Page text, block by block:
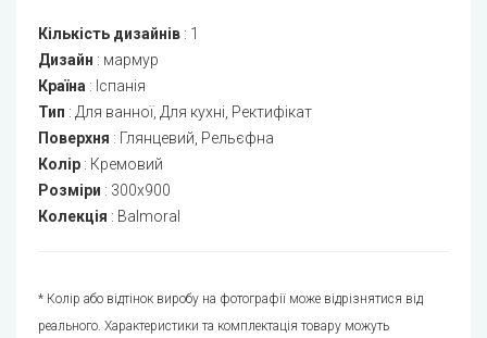
Кількість дизайнів : 1
Дизайн : мармур
Країна : Іспанія
Тип : Для ванної, Для кухні, Ректифікат
Поверхня : Глянцевий, Рельєфна
Колір : Кремовий
Розміри : 300x900
Колекція : Balmoral
* Колір або відтінок виробу на фотографії може відрізнятися від
реального. Характеристики та комплектація товару можуть